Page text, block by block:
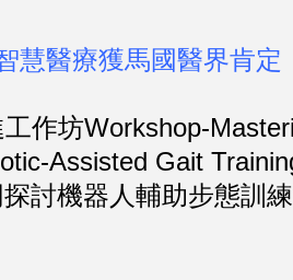
慧醫療獲馬國醫界肯定
坊Workshop-
Assisted Gait
討機器人輔助步態訓